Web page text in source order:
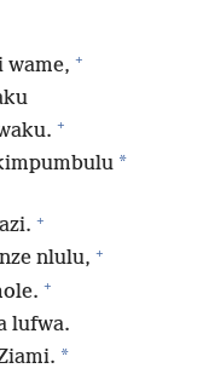
wame, +
+
*
+
nlulu, +
+
lufwa.
*